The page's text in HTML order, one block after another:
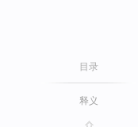
目录
释义